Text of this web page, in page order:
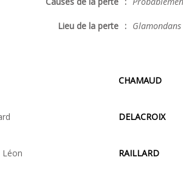
Lieu de la perte :
CHAMAUD
DELACROIX
Léon RAILLARD